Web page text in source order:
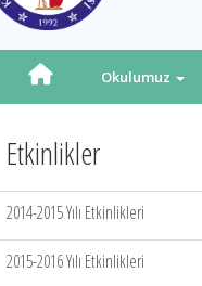
Okulumuz
Etkinlikler
2014-2015 Yılı Etkinlikleri
2015-2016 Yılı Etkinlikleri